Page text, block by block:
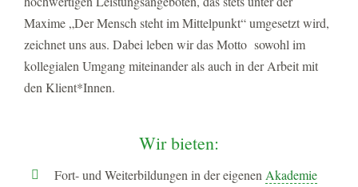
Maxime „Der Mensch steht im Mittelpunkt“ umgesetzt wird,
zeichnet uns aus. Dabei leben wir das Motto sowohl im
kollegialen Umgang miteinander als auch in der Arbeit mit
den Klient*Innen.
Wir bieten:
Fort- und Weiterbildungen in der eigenen Akademie